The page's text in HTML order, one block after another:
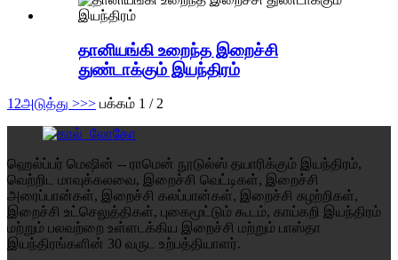
தானியங்கி உறைந்த இறைச்சி
துண்டாக்கும் இயந்திரம்
1 2அடுத்து >>> பக்கம் 1 / 2
ஹெல்ப்பர் மெஷின் -- ராமென் நூடுல்ஸ் தயாரிக்கும் இயந்திரம்,
வெற்றிட மாவுக்கலவை, இறைச்சி வெட்டிகள், இறைச்சி
அரைப்பான்கள், இறைச்சி கலப்பான்கள், இறைச்சி சுழற்றிகள்,
இறைச்சி உட்செலுத்திகள், புகைமூட்டும் கூடம், காய்கறி இயந்திரம்
மற்றும் பலவற்றை உள்ளடக்கிய இறைச்சி மற்றும் பாஸ்தா
இயந்திரங்களின் 30 வருட உற்பத்தியாளர்.